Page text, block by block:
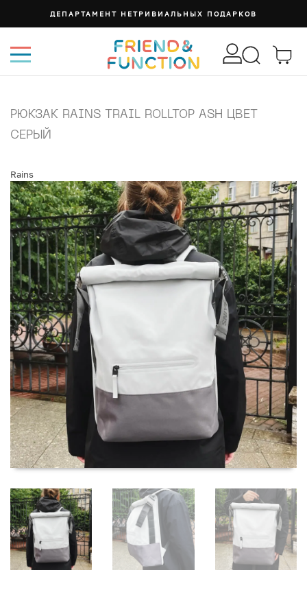
ДЕПАРТАМЕНТ НЕТРИВИАЛЬНЫХ ПОДАРКОВ
РЮКЗАК RAINS TRAIL ROLLTOP ASH ЦВЕТ
СЕРЫЙ
Rains